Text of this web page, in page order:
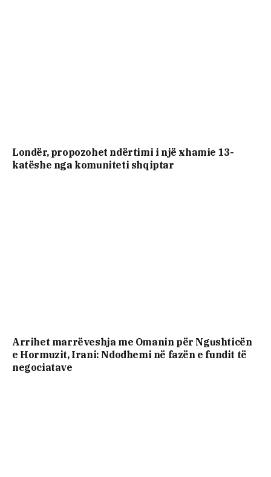
Londër, propozohet ndërtimi i një xhamie 13-
katëshe nga komuniteti shqiptar
Arrihet marrëveshja me Omanin për Ngushticën
e Hormuzit, Irani: Ndodhemi në fazën e fundit të
negociatave